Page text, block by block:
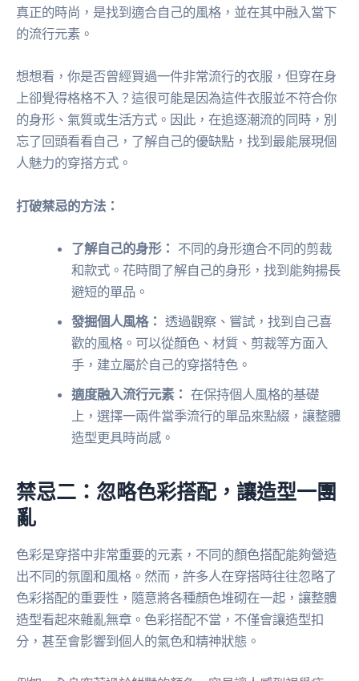
真正的時尚，是找到適合自己的風格，並在其中融入當下
的流行元素。
想想看，你是否曾經買過一件非常流行的衣服，但穿在身
上卻覺得格格不入？這很可能是因為這件衣服並不符合你
的身形、氣質或生活方式。因此，在追逐潮流的同時，別
忘了回頭看看自己，了解自己的優缺點，找到最能展現個
人魅力的穿搭方式。
打破禁忌的方法：
了解自己的身形： 不同的身形適合不同的剪裁
和款式。花時間了解自己的身形，找到能夠揚長
避短的單品。
發掘個人風格： 透過觀察、嘗試，找到自己喜
歡的風格。可以從顏色、材質、剪裁等方面入
手，建立屬於自己的穿搭特色。
適度融入流行元素： 在保持個人風格的基礎
上，選擇一兩件當季流行的單品來點綴，讓整體
造型更具時尚感。
禁忌二：忽略色彩搭配，讓造型一團
亂
色彩是穿搭中非常重要的元素，不同的顏色搭配能夠營造
出不同的氛圍和風格。然而，許多人在穿搭時往往忽略了
色彩搭配的重要性，隨意將各種顏色堆砌在一起，讓整體
造型看起來雜亂無章。色彩搭配不當，不僅會讓造型扣
分，甚至會影響到個人的氣色和精神狀態。